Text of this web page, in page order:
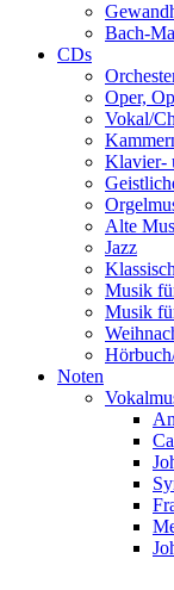
Bach-
CDs
Oper,
Vokal/
Klavier-
Alte
Jazz
Musik
Musik
Noten